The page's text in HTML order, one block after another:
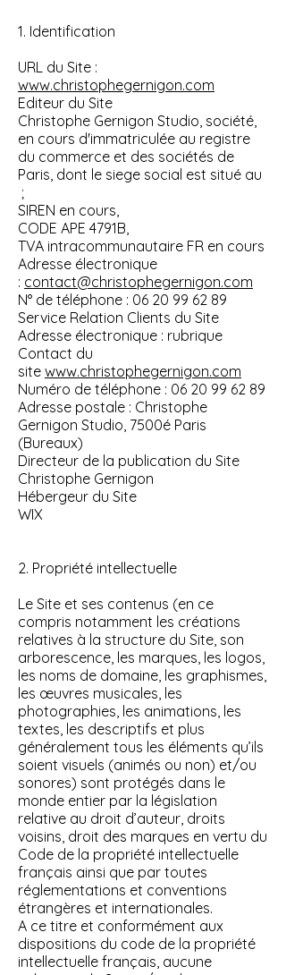
1. Identification
URL du Site :
www.christophegernigon.com
Editeur du Site
Christophe Gernigon Studio, société,
en cours d'immatriculée au registre
du commerce et des sociétés de
Paris, dont le siege social est situé au
;
SIREN en cours,
CODE APE 4791B,
TVA intracommunautaire FR en cours
Adresse électronique
: contact@christophegernigon.com
N° de téléphone : 06 20 99 62 89
Service Relation Clients du Site
Adresse électronique : rubrique
Contact du
site www.christophegernigon.com
Numéro de téléphone : 06 20 99 62 89
Adresse postale : Christophe
Gernigon Studio, 7500é Paris
(Bureaux)
Directeur de la publication du Site
Christophe Gernigon
Hébergeur du Site
WIX
2. Propriété intellectuelle
Le Site et ses contenus (en ce
compris notamment les créations
relatives à la structure du Site, son
arborescence, les marques, les logos,
les noms de domaine, les graphismes,
les œuvres musicales, les
photographies, les animations, les
textes, les descriptifs et plus
généralement tous les éléments qu’ils
soient visuels (animés ou non) et/ou
sonores) sont protégés dans le
monde entier par la législation
relative au droit d’auteur, droits
voisins, droit des marques en vertu du
Code de la propriété intellectuelle
français ainsi que par toutes
réglementations et conventions
étrangères et internationales.
A ce titre et conformément aux
dispositions du code de la propriété
intellectuelle français, aucune